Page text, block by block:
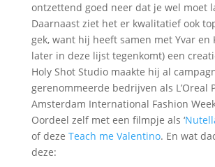
ontzettend goed neer dat je wel moet
Daarnaast ziet het er kwalitatief ook
gek, want hij heeft samen met Yvar en
later in deze lijst tegenkomt) een
Holy Shot Studio maakte hij al
gerenommeerde bedrijven als L’Oreal
Amsterdam International Fashion
Oordeel zelf met een filmpje als ‘
of deze Teach me Valentino. En wat
deze: